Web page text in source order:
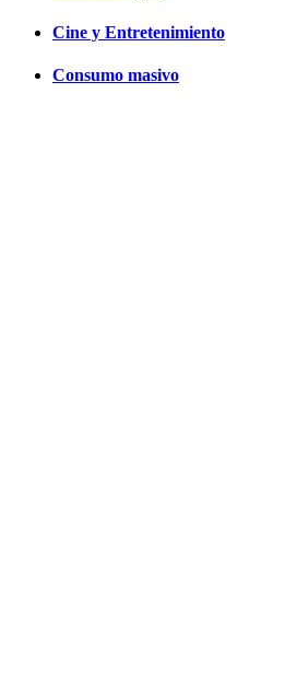
Cine y Entretenimiento
Consumo masivo